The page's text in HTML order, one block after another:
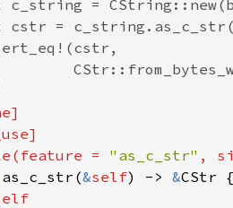
c_string =
cstr =
=
"as_c_str" ,
as_c_str(&self) -> &CStr